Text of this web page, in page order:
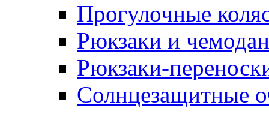
Прогулочные
Рюкзаки и
Рюкзаки-
Солнцезащитные